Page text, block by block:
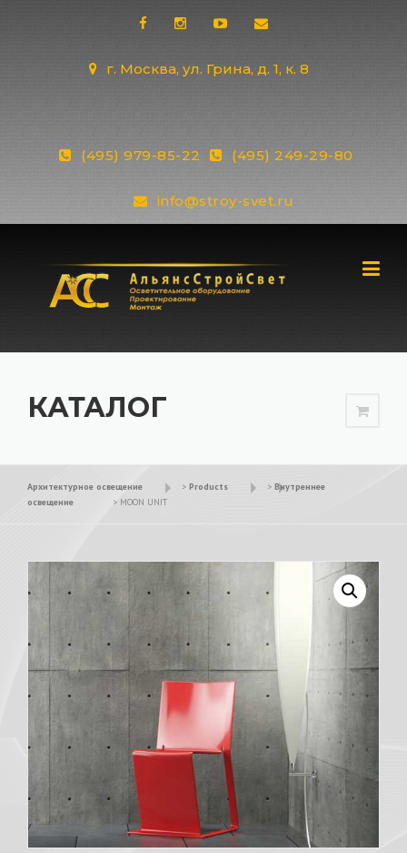
г. Москва, ул. Грина, д. 1, к. 8
(495) 979-85-22 (495) 249-29-80
info@stroy-svet.ru
КАТАЛОГ
Архитектурное освещение > Products > Внутреннее
освещение
> MOON UNIT